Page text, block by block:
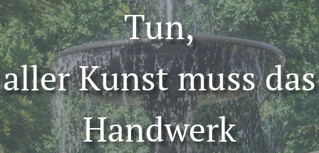
Tun,
aller Kunst muss das
Handwerk